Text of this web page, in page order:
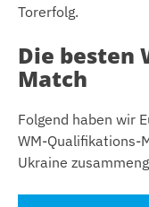
Torerfolg.
Die besten
Match
Folgend haben wir
WM-Qualifikations-
Ukraine